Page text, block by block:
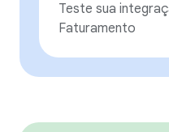
Teste sua
Faturamento